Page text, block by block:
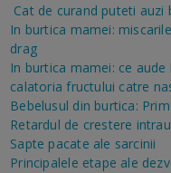
Cat de curand puteti auzi
In burtica mamei:
drag
In burtica mamei: ce aude
calatoria fructului catre
Bebelusul din burtica:
Retardul de crestere
Sapte pacate ale sarcinii
Principalele etape ale